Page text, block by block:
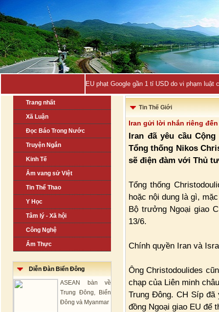
EU phạt Google gần 1 tỉ USD do vi phạm luật
Trang nhất
Xã Luận
Đọc Báo Trong Nước
Truyện Ngắn
Kinh Tế
Âm vang sử Việt
Tin Thể Thao
Y Học
Tâm lý - Xã hội
Công Nghệ
Ẩm Thực
Diễn Đàn Biển Đông
ASEAN bàn về
Trung Đông, Biển
Đông và Myanmar
Tin Thế Giới
Iran gửi lời nhắn riêng
Iran đã yêu cầu
Tổng thống Nikos
sẽ điện đàm với Thủ
Tổng thống
hoặc nội dung là gì,
Bộ trưởng Ngoại giao
13/6.
Chính quyền Iran và
Ông Christodoulides
chạp của Liên minh
Trung Đông. CH Síp
đồng Ngoại giao EU để